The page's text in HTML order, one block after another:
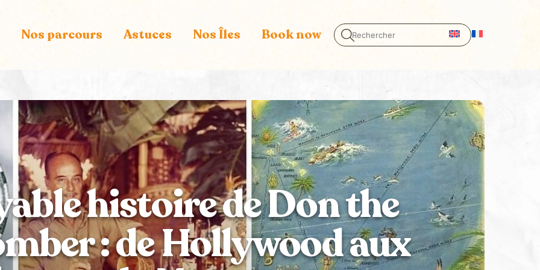
Nos parcours Astuces Nos Îles Book now
histoire de Don the
: de Hollywood aux